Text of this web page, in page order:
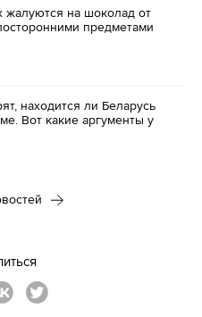
жалуются на шоколад от
предметами
находится ли Беларусь
Вот какие аргументы у